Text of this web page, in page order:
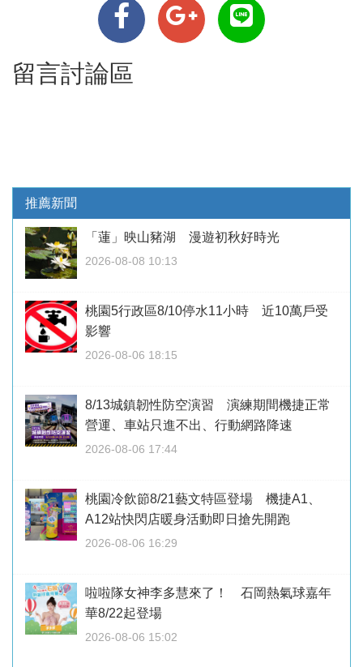
留言討論區
推薦新聞
「蓮」映山豬湖 漫遊初秋好時光
2026-08-08 10:13
桃園5行政區8/10停水11小時 近10萬戶受
影響
2026-08-06 18:15
8/13城鎮韌性防空演習 演練期間機捷正常
營運、車站只進不出、行動網路降速
2026-08-06 17:44
桃園冷飲節8/21藝文特區登場 機捷A1、
A12站快閃店暖身活動即日搶先開跑
2026-08-06 16:29
啦啦隊女神李多慧來了！ 石岡熱氣球嘉年
華8/22起登場
2026-08-06 15:02